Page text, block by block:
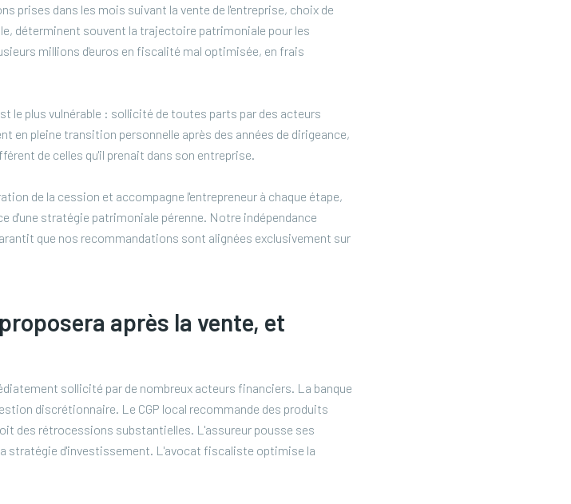
prises dans les mois suivant la vente de l'entreprise, choix de
déterminent souvent la trajectoire patrimoniale pour les
millions d'euros en fiscalité mal optimisée, en frais
le plus vulnérable : sollicité de toutes parts par des acteurs
en pleine transition personnelle après des années de dirigeance,
de celles qu'il prenait dans son entreprise.
de la cession et accompagne l'entrepreneur à chaque étape,
d'une stratégie patrimoniale pérenne. Notre indépendance
que nos recommandations sont alignées exclusivement sur
après la vente, et
sollicité par de nombreux acteurs financiers. La banque
discrétionnaire. Le CGP local recommande des produits
des rétrocessions substantielles. L'assureur pousse ses
stratégie d'investissement. L'avocat fiscaliste optimise la